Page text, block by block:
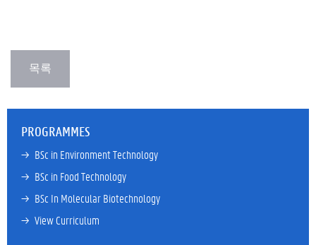
PROGRAMMES
→ BSc in Environment Technology
→ BSc in Food Technology
→ BSc In Molecular Biotechnology
→ View Curriculum